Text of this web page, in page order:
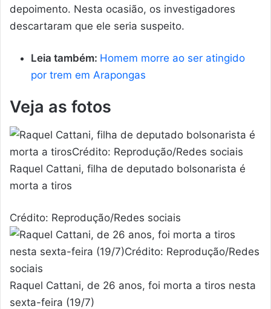
depoimento. Nesta ocasião, os investigadores
descartaram que ele seria suspeito.
Leia também: Homem morre ao ser atingido
por trem em Arapongas
Veja as fotos
Raquel Cattani, filha de deputado bolsonarista é
morta a tiros
Crédito: Reprodução/Redes sociais
Raquel Cattani, de 26 anos, foi morta a tiros nesta
sexta-feira (19/7)